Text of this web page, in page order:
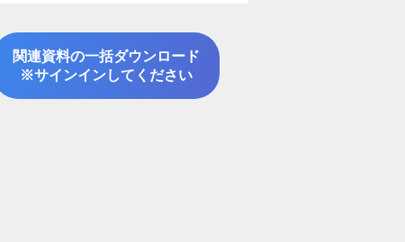
関連資料の一括ダウンロード
※サインインしてください